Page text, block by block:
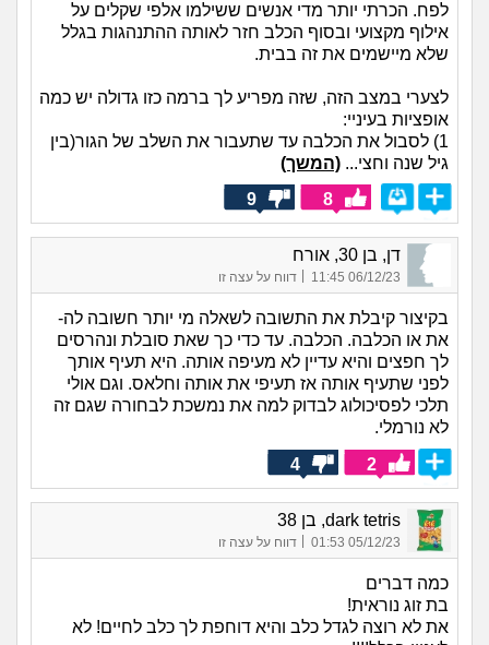
לפח. הכרתי יותר מדי אנשים ששילמו אלפי שקלים על
אילוף מקצועי ובסוף הכלב חזר לאותה ההתנהגות בגלל
שלא מיישמים את זה בבית.
לצערי במצב הזה, שזה מפריע לך ברמה כזו גדולה יש כמה
אופציות בעיניי:
1) לסבול את הכלבה עד שתעבור את השלב של הגור(בין
גיל שנה וחצי... (המשך)
8
9
דן, בן 30, אורח
06/12/23 11:45 דווח על עצה זו
בקיצור קיבלת את התשובה לשאלה מי יותר חשובה לה-
את או הכלבה. הכלבה. עד כדי כך שאת סובלת ונהרסים
לך חפצים והיא עדיין לא מעיפה אותה. היא תעיף אותך
לפני שתעיף אותה אז תעיפי את אותה וחלאס. וגם אולי
תלכי לפסיכולוג לבדוק למה את נמשכת לבחורה שגם זה
לא נורמלי.
2
4
dark tetris, בן 38
05/12/23 01:53
| דווח על עצה זו
כמה דברים
בת זוג נוראית!
את לא רוצה לגדל כלב והיא דוחפת לך כלב לחיים! לא